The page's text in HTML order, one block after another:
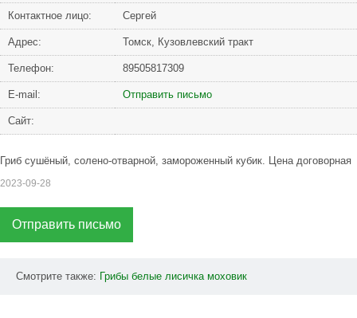
Контактное лицо: Сергей
Адрес: Томск, Кузовлевский тракт
Телефон: 89505817309
Е-mail: Отправить письмо
Сайт:
Гриб сушёный, солено-отварной, замороженный кубик. Цена договорная
2023-09-28
Отправить письмо
Смотрите также: Грибы белые лисичка моховик